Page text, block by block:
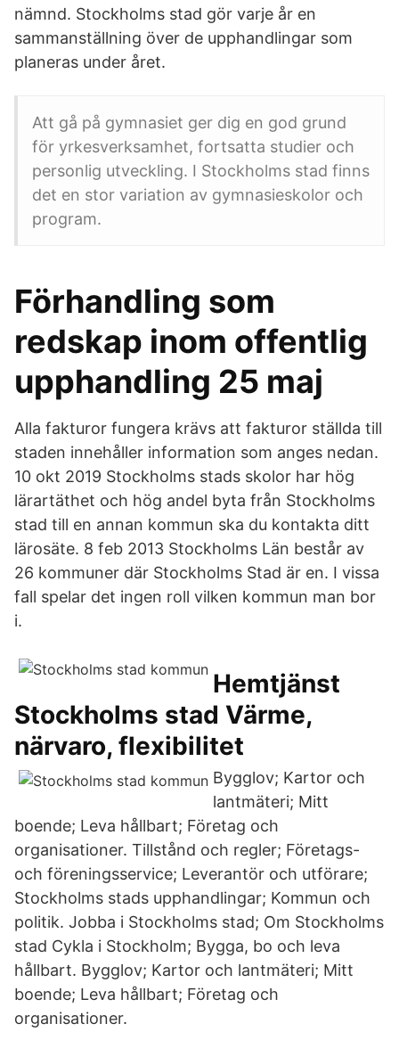
nämnd. Stockholms stad gör varje år en
sammanställning över de upphandlingar som
planeras under året.
Att gå på gymnasiet ger dig en god grund
för yrkesverksamhet, fortsatta studier och
personlig utveckling. I Stockholms stad finns
det en stor variation av gymnasieskolor och
program.
Förhandling som
redskap inom offentlig
upphandling 25 maj
Alla fakturor fungera krävs att fakturor ställda till
staden innehåller information som anges nedan.
10 okt 2019 Stockholms stads skolor har hög
lärartäthet och hög andel byta från Stockholms
stad till en annan kommun ska du kontakta ditt
lärosäte. 8 feb 2013 Stockholms Län består av
26 kommuner där Stockholms Stad är en. I vissa
fall spelar det ingen roll vilken kommun man bor
i.
Hemtjänst
Stockholms stad Värme,
närvaro, flexibilitet
Bygglov; Kartor och
lantmäteri; Mitt
boende; Leva hållbart; Företag och
organisationer. Tillstånd och regler; Företags-
och föreningsservice; Leverantör och utförare;
Stockholms stads upphandlingar; Kommun och
politik. Jobba i Stockholms stad; Om Stockholms
stad Cykla i Stockholm; Bygga, bo och leva
hållbart. Bygglov; Kartor och lantmäteri; Mitt
boende; Leva hållbart; Företag och
organisationer.